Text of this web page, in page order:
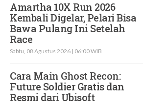
Amartha 10X Run 2026
Kembali Digelar, Pelari Bisa
Bawa Pulang Ini Setelah
Race
Sabtu, 08 Agustus 2026 | 06:00 WIB
Cara Main Ghost Recon:
Future Soldier Gratis dan
Resmi dari Ubisoft